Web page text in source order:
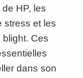
HP, les
stress et les
Ces
dans son